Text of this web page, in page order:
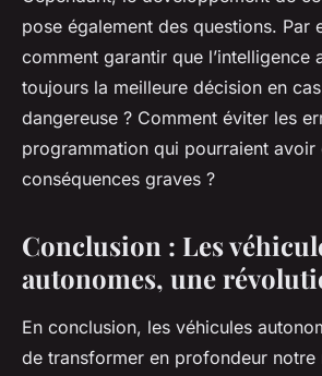
pose également des questions. Par
comment garantir que l’intelligence
toujours la meilleure décision en
dangereuse ? Comment éviter les
programmation qui pourraient avoir
conséquences graves ?
Conclusion : Les
autonomes, une
En conclusion, les véhicules
de transformer en profondeur notre